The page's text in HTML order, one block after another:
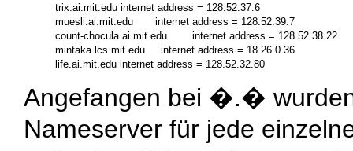
trix.ai.mit.edu internet address = 128.52.37.6
muesli.ai.mit.edu       internet address = 128.52.39.7
count-chocula.ai.mit.edu        internet address = 128.52.38.22
mintaka.lcs.mit.edu     internet address = 18.26.0.36
Angefangen bei �.�
Nameserver für jede